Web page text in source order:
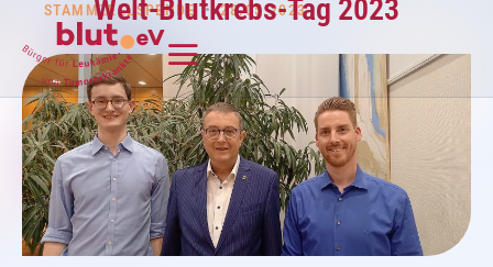
STAMMZELLSPENDE • 28.05.2023
Welt-Blutkrebs-Tag 2023